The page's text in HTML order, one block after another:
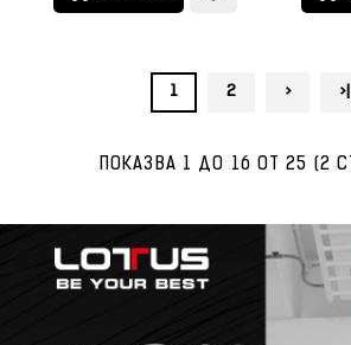
1 2 > >|
ПОКАЗВА 1 ДО 16 ОТ 25 (2